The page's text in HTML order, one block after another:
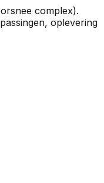
complex).
oplevering